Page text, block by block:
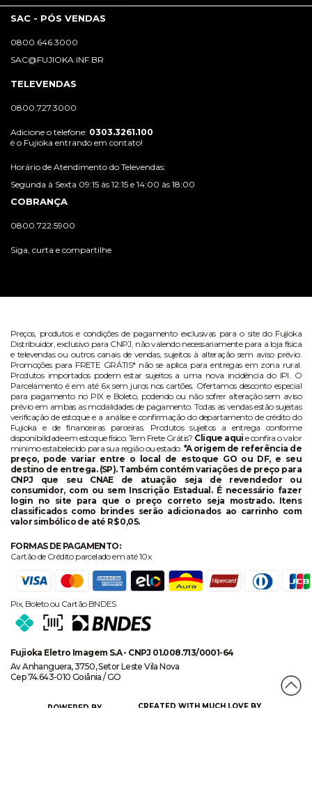
SAC - PÓS VENDAS
0800.646.3000
SAC@FUJIOKA.INF.BR
TELEVENDAS
0800.727.3000
Adicione o telefone: 0303.3261.100
é o Fujioka entrando em contato!
Horário de Atendimento do Televendas:
Segunda à Sexta 09:15 às 12:15 e 14:00 às 18:00
COBRANÇA
0800.722.5900
Siga, curta e compartilhe
Preços, produtos e condições de pagamento exclusivas para o site do Fujioka
Distribuidor, exclusivo para CNPJ, não valendo necessariamente para a loja física
e televendas ou outros canais de vendas, sujeitos à alteração sem aviso prévio.
Promoções para FRETE GRÁTIS* não se aplica para entregas em zona rural.
Produtos importados podem estar sujeitos a uma nova incidência do IPI. O
Parcelamento é em até 6x sem juros nos cartões. Ofertamos desconto especial
para pagamento no PIX e Boleto, podendo ou não sofrer alteração sem aviso
prévio em ambas as modalidades de pagamento. Todas as vendas estão sujeitas
verificação de estoque e a análise e confirmação do departamento de crédito do
Fujioka e de financeiras parceiras. Produtos sujeitos a entrega conforme
disponibilidade em estoque físico. Tem Frete Grátis? Clique aqui e confira o valor
mínimo estabelecido para sua região ou estado. *A origem de referência de
preço, pode variar entre o local de estoque GO ou DF, e seu
destino de entrega. (SP). Também contém variações de preço para
CNPJ que seu CNAE de atuação seja de revendedor ou
consumidor, com ou sem Inscrição Estadual. É necessário fazer
login no site para que o preço correto seja mostrado. Itens
classificados como brindes serão adicionados ao carrinho com
valor simbólico de até R$ 0,05.
FORMAS DE PAGAMENTO:
Cartão de Crédito parcelado em até 10x
Pix, Boleto ou Cartão BNDES
Fujioka Eletro Imagem S.A - CNPJ 01.008.713/0001-64
Av Anhanguera, 3750, Setor Leste Vila Nova
Cep 74.643-010 Goiânia / GO
POWERED BY CREATED WITH MUCH LOVE BY